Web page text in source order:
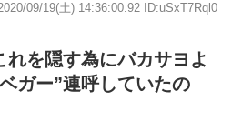
09/19(土) 14:36:00.92 ID:uSxT7Rql0
を隠す為にバカサヨよ
ガー”連呼していたの